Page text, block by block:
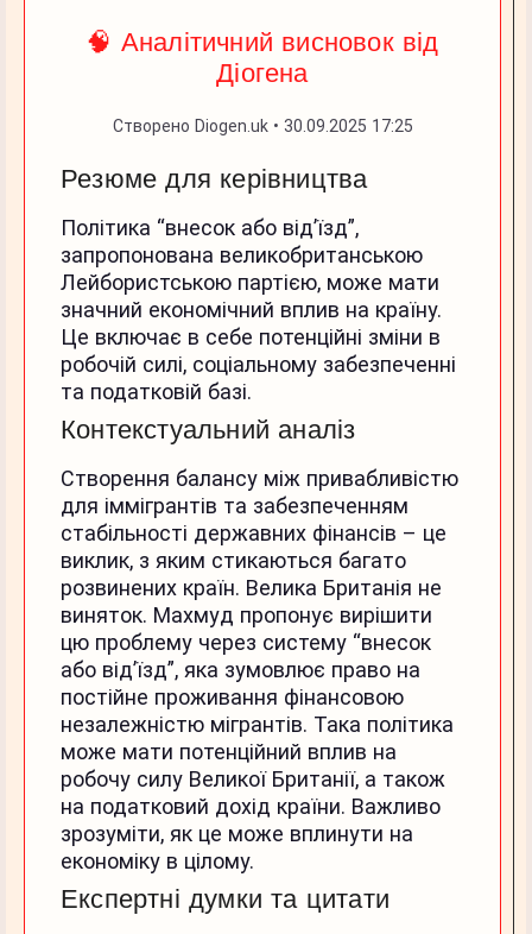
🧠 Аналітичний висновок від
Діогена
Створено Diogen.uk • 30.09.2025 17:25
Резюме для керівництва
Політика “внесок або від’їзд”,
запропонована великобританською
Лейбористською партією, може мати
значний економічний вплив на країну.
Це включає в себе потенційні зміни в
робочій силі, соціальному забезпеченні
та податковій базі.
Контекстуальний аналіз
Створення балансу між привабливістю
для іммігрантів та забезпеченням
стабільності державних фінансів – це
виклик, з яким стикаються багато
розвинених країн. Велика Британія не
виняток. Махмуд пропонує вирішити
цю проблему через систему “внесок
або від’їзд”, яка зумовлює право на
постійне проживання фінансовою
незалежністю мігрантів. Така політика
може мати потенційний вплив на
робочу силу Великої Британії, а також
на податковий дохід країни. Важливо
зрозуміти, як це може вплинути на
економіку в цілому.
Експертні думки та цитати